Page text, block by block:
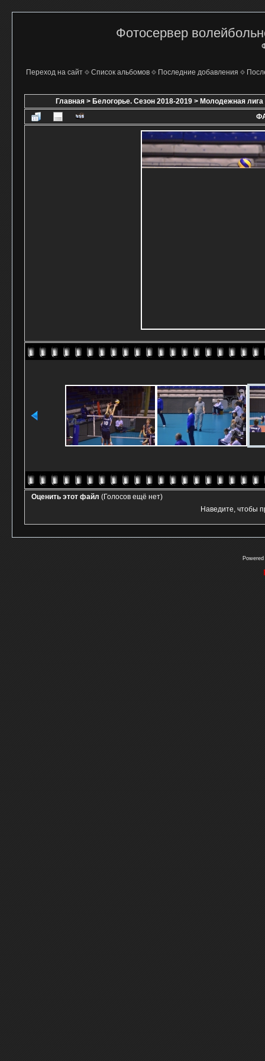
Фотосервер
Переход на сайт Список альбомов Последние добавления
Главная> Белогорье. Сезон 2018-2019> Молодежная лига
Оценить этот файл (Голосов ещё нет)
Наведите, чтобы